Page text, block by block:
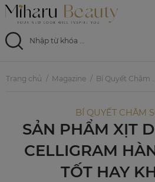
Trang
Sản
Ưu đãi
Trang chủ Magazine Bí Quyết Chăm Sóc Tóc
BÍ QUYẾT CHĂM
SẢN PHẨM XỊT
CELLIGRAM
TỐT HAY